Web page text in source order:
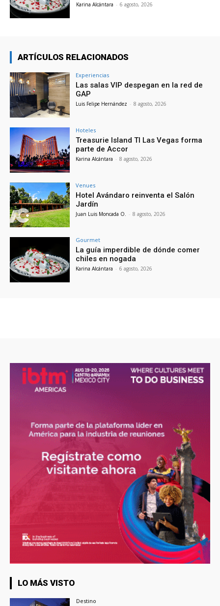
Karina Alcántara - 6 agosto, 2026
ARTÍCULOS RELACIONADOS
Experiencias
Las salas VIP despegan en la red de
GAP
Luis Felipe Hernández - 8 agosto, 2026
Hoteles
Treasurie Island TI Las Vegas forma
parte de Accor
Karina Alcántara - 8 agosto, 2026
Venues
Hotel Avándaro reinventa el Salón
Jardín
Juan Luis Moncada O. - 8 agosto, 2026
Gourmet
La guía imperdible de dónde comer
chiles en nogada
Karina Alcántara - 6 agosto, 2026
LO MÁS VISTO
Destino